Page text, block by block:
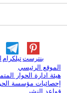
تيلكرامبنترست
الموقع الرئيسي
هيئة ادارة الحوار
إحصائيات مؤسسة
قواعد النشر